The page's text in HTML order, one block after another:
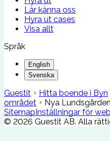
Lär känna oss
Hyra ut cases
Visa allt
Språk
English
Svenska
Guestit Hitta boende i Byn
området
Nya Lundsgården
SitemapInställningar för
© 2026 Guestit AB. Alla